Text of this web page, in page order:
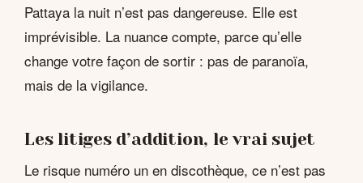
Pattaya la nuit n’est pas dangereuse. Elle est
imprévisible. La nuance compte, parce qu’elle
change votre façon de sortir : pas de paranoïa,
mais de la vigilance.
Les litiges d’addition, le vrai sujet
Le risque numéro un en discothèque, ce n’est pas